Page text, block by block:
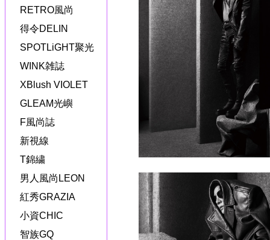
RETRO風尚
得令DELIN
SPOTLiGHT聚光
WINK雑誌
XBlush VIOLET
GLEAM光嶼
F風尚誌
新視線
T錦繍
男人風尚LEON
紅秀GRAZIA
小資CHIC
智族GQ